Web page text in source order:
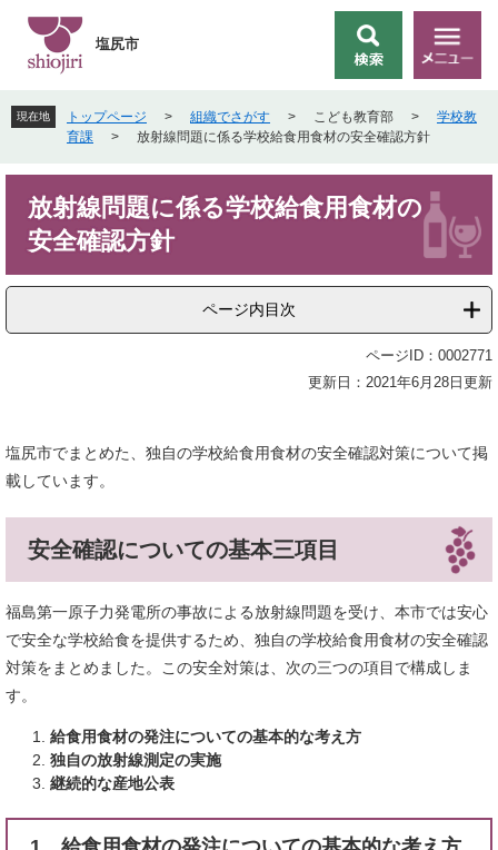
先
頭
す
を
飛
し
索
メ
ニ
ー
塩尻市
現在地 トップページ > 組織でさがす > こども教育部 >
学校教
育課
> 放射線問題に係る学校給食用食材の安全確認方針
放射線問題に係る学校給食用食材の
安全確認方針
ページ内目次
ページID：0002771
更新日：2021年6月28日更新
塩尻市でまとめた、独自の学校給食用食材の安全確認対策について掲
載しています。
安全確認についての基本三項目
福島第一原子力発電所の事故による放射線問題を受け、本市では安心
で安全な学校給食を提供するため、独自の学校給食用食材の安全確認
対策をまとめました。この安全対策は、次の三つの項目で構成しま
す。
給食用食材の発注についての基本的な考え方
独自の放射線測定の実施
継続的な産地公表